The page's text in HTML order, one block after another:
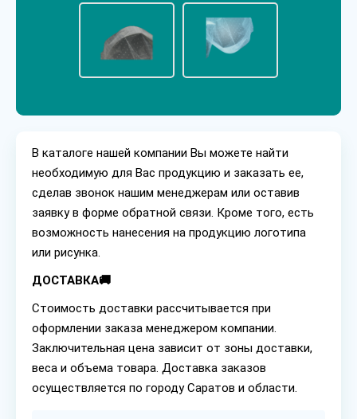
В каталоге нашей компании Вы можете найти
необходимую для Вас продукцию и заказать ее,
сделав звонок нашим менеджерам или оставив
заявку в форме обратной связи. Кроме того, есть
возможность нанесения на продукцию логотипа
или рисунка.
ДОСТАВКА🚚
Стоимость доставки рассчитывается при
оформлении заказа менеджером компании.
Заключительная цена зависит от зоны доставки,
веса и объема товара. Доставка заказов
осуществляется по городу Саратов и области.